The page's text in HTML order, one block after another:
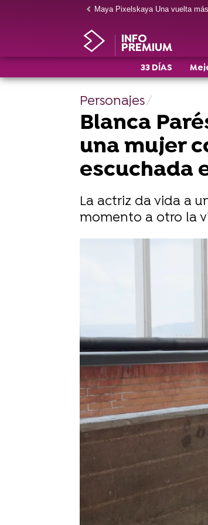
Maya Pixelskaya Una vuelta más
INFO
PREMIUM
33 DÍAS
Personajes
Blanca
una mujer
escuchada
La actriz da vida a
momento a otro la
Victoria Esquilas
Publicado:27 de mayo
Blanca
de ficción de